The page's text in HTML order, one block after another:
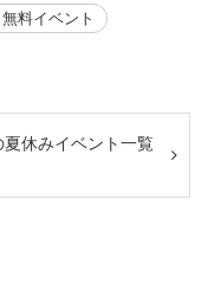
無料イベント
夏休みイベント一覧